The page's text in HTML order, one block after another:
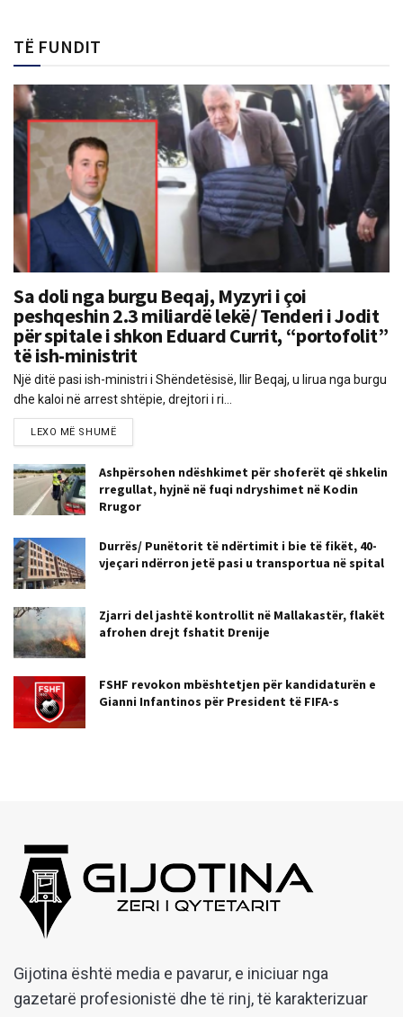
TË FUNDIT
Sa doli nga burgu Beqaj, Myzyri i çoi
peshqeshin 2.3 miliardë lekë/ Tenderi i Jodit
për spitale i shkon Eduard Currit, “portofolit”
të ish-ministrit
Një ditë pasi ish-ministri i Shëndetësisë, Ilir Beqaj, u lirua nga burgu
dhe kaloi në arrest shtëpie, drejtori i ri...
LEXO MË SHUMË
Ashpërsohen ndëshkimet për shoferët që shkelin
rregullat, hyjnë në fuqi ndryshimet në Kodin
Rrugor
Durrës/ Punëtorit të ndërtimit i bie të fikët, 40-
vjeçari ndërron jetë pasi u transportua në spital
Zjarri del jashtë kontrollit në Mallakastër, flakët
afrohen drejt fshatit Drenije
FSHF revokon mbështetjen për kandidaturën e
Gianni Infantinos për President të FIFA-s
Gijotina është media e pavarur, e iniciuar nga
gazetarë profesionistë dhe të rinj, të karakterizuar